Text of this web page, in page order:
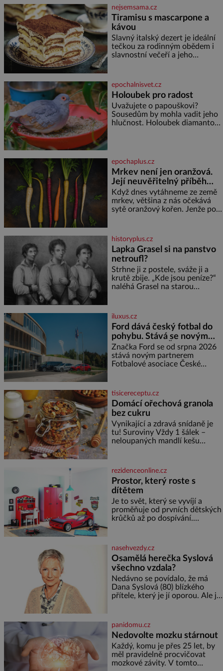
nejsemsama.cz
Tiramisu s mascarpone a
kávou
Slavný italský dezert je ideální
tečkou za rodinným obědem i
slavnostní večeří a jeho
osoby: 250 g mascarpone 3
vejce 80 g cukru 200 g
cukrářských piškotů 250 ml
silné kávy 2 lžíce amaretta
kakao na posypání Postup:
Oddělte žloutky od bílků.
vznikl hladký
epochalnisvet.cz
Holoubek pro radost
Uvažujete o papouškovi?
Sousedům by mohla vadit jeho
hlučnost. Holoubek diamantový
chovatele začátečníky. Jedná
se o nenáročného klidného
ptáčka, který většinu dne jen
posedává. Hodně času tráví na
zemi, kde sbírá zbytky semínek
Jeho domovinou je prakticky
celá Austrálie s výjimkou
epochaplus.cz
Mrkev není jen oranžová.
Její neuvěřitelný příběh
začíná fialovou barvou
Když dnes vytáhneme ze země
mrkev, většina z nás očekává
sytě oranžový kořen. Jenže po
oranžová. Je fialová, žlutá, bílá,
někdy dokonce téměř černá. Až
díky stovkám let pečlivého
šlechtění se z ní stává zelenina,
bez které si českou zahradu ani
nedokážeme představit. Její
příběh je
historyplus.cz
Lapka Grasel si na panstvo
netroufl?
Strhne ji z postele, sváže ji a
krutě zbije. „Kde jsou peníze?“
naléhá Grasel na starou
nemůže, protože žádné nemá,
spokojí se lupič s několika
měďáky a štůčky látky. Zraněná
žena pár dní nato umírá. Je to
muž nebývale krutý. Jeho činy
budí hrůzu ještě dlouho po jeho
smrti
iluxus.cz
Ford dává český fotbal do
pohybu. Stává se novým
partnerem FAČR
Značka Ford se od srpna 2026
stává novým partnerem
Fotbalové asociace České
asociace, reprezentačních týmů
i českého fotbalu v regionech.
Partner
tisicereceptu.cz
Domácí ořechová granola
bez cukru
Vynikající a zdravá snídaně je
tu! Suroviny Vždy 1 šálek –
neloupaných mandlí kešu
semínek dýně rozinek 3 šálky
ovesných vloček 1 lžíce mlet
rezidenceonline.cz
Prostor, který roste s
dítětem
Je to svět, který se vyvíjí a
proměňuje od prvních dětských
krůčků až po dospívání.
soustředění i odpočinek a
reaguje na každou etapu života
a specifické potřeby dítěte. Pro
nejmenší je klíčová
jednoduchost, měkkost a
bezpečí, proto by pokoj
miminka měl působit především
nasehvezdy.cz
Osamělá herečka Syslová
všechno vzdala?
Nedávno se povídalo, že má
Dana Syslová (80) blízkého
přítele, který je jí oporou. Ale je
častěji mluví o svém odchodu.
Dohnala ji snad samota? Půs
panidomu.cz
Nedovolte mozku stárnout
Každý, komu je přes 25 let, by
měl pravidelně procvičovat
mozkové závity. V tomto